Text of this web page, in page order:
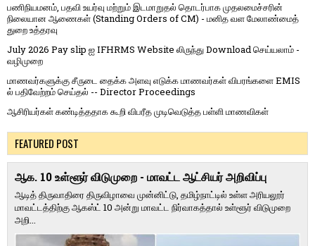
பணிநியமனம், பதவி உயர்வு மற்றும் இடமாறுதல் தொடர்பாக முதலமைச்சரின்
நிலையான ஆணைகள் (Standing Orders of CM) - மனித வள மேலாண்மைத்
துறை உத்தரவு
July 2026 Pay slip ஐ IFHRMS Website லிருந்து Download செய்யலாம் -
வழிமுறை
மாணவர்களுக்கு சீருடை தைக்க அளவு எடுக்க மாணவர்கள் விபரங்களை EMIS
ல் பதிவேற்றம் செய்தல் -- Director Proceedings
ஆசிரியர்கள் கண்டித்ததாக கூறி விபரீத முடிவெடுத்த பள்ளி மாணவிகள்
FEATURED POST
ஆக. 10 உள்ளூர் விடுமுறை - மாவட்ட ஆட்சியர் அறிவிப்பு
ஆடித் திருவாதிரை திருவிழாவை முன்னிட்டு, தமிழ்நாட்டில் உள்ள அரியலூர்
மாவட்டத்திற்கு ஆகஸ்ட் 10 அன்று மாவட்ட நிர்வாகத்தால் உள்ளூர் விடுமுறை
அறி...